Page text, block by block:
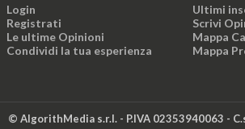
Login
Registrati
Le ultime Opinioni
Condividi la tua esperienza
Ultimi
Scrivi
Mappa
Mappa
© AlgorithMedia s.r.l. - P.IVA 02353940063 -